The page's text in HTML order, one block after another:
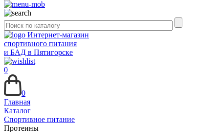
Интернет-магазин
спортивного питания
и БАД в Пятигорске
0
0
Главная
Каталог
Спортивное питание
Протеины